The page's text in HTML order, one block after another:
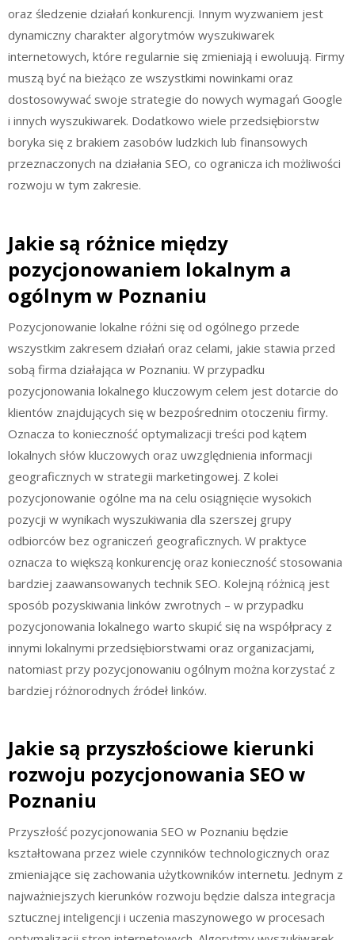
oraz śledzenie działań konkurencji. Innym wyzwaniem jest
dynamiczny charakter algorytmów wyszukiwarek
internetowych, które regularnie się zmieniają i ewoluują. Firmy
muszą być na bieżąco ze wszystkimi nowinkami oraz
dostosowywać swoje strategie do nowych wymagań Google
i innych wyszukiwarek. Dodatkowo wiele przedsiębiorstw
boryka się z brakiem zasobów ludzkich lub finansowych
przeznaczonych na działania SEO, co ogranicza ich możliwości
rozwoju w tym zakresie.
Jakie są różnice między
pozycjonowaniem lokalnym a
ogólnym w Poznaniu
Pozycjonowanie lokalne różni się od ogólnego przede
wszystkim zakresem działań oraz celami, jakie stawia przed
sobą firma działająca w Poznaniu. W przypadku
pozycjonowania lokalnego kluczowym celem jest dotarcie do
klientów znajdujących się w bezpośrednim otoczeniu firmy.
Oznacza to konieczność optymalizacji treści pod kątem
lokalnych słów kluczowych oraz uwzględnienia informacji
geograficznych w strategii marketingowej. Z kolei
pozycjonowanie ogólne ma na celu osiągnięcie wysokich
pozycji w wynikach wyszukiwania dla szerszej grupy
odbiorców bez ograniczeń geograficznych. W praktyce
oznacza to większą konkurencję oraz konieczność stosowania
bardziej zaawansowanych technik SEO. Kolejną różnicą jest
sposób pozyskiwania linków zwrotnych – w przypadku
pozycjonowania lokalnego warto skupić się na współpracy z
innymi lokalnymi przedsiębiorstwami oraz organizacjami,
natomiast przy pozycjonowaniu ogólnym można korzystać z
bardziej różnorodnych źródeł linków.
Jakie są przyszłościowe kierunki
rozwoju pozycjonowania SEO w
Poznaniu
Przyszłość pozycjonowania SEO w Poznaniu będzie
kształtowana przez wiele czynników technologicznych oraz
zmieniające się zachowania użytkowników internetu. Jednym z
najważniejszych kierunków rozwoju będzie dalsza integracja
sztucznej inteligencji i uczenia maszynowego w procesach